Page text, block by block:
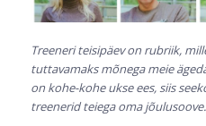
Treeneri teisipäev on rubriik,
tuttavamaks mõnega meie
on kohe-kohe ukse ees, siis
treenerid teiega oma jõulusoove.